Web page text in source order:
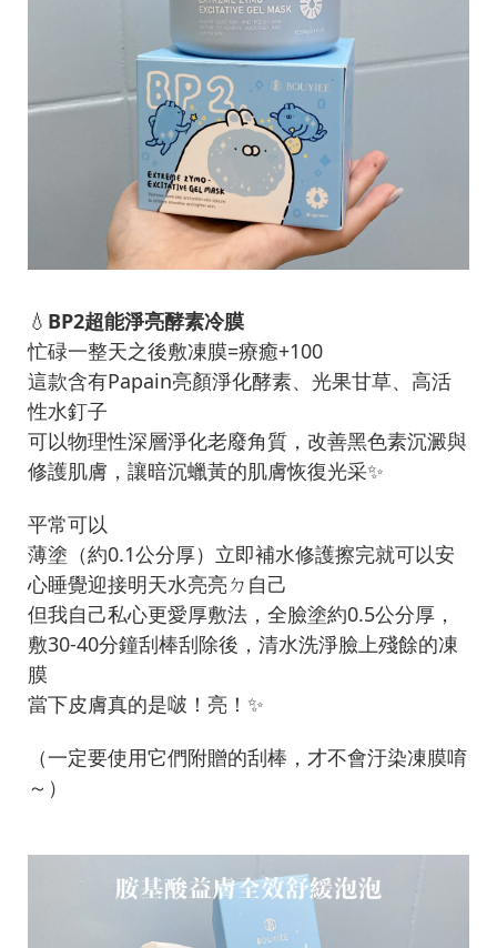
💧 BP2超能淨亮酵素冷膜
忙碌一整天之後敷凍膜=療癒+100
這款含有Papain亮顏淨化酵素、光果甘草、高活
性水釘子
可以物理性深層淨化老廢角質，改善黑色素沉澱與
修護肌膚，讓暗沉蠟黃的肌膚恢復光采✨
平常可以
薄塗（約0.1公分厚）立即補水修護擦完就可以安
心睡覺迎接明天水亮亮ㄉ自己
但我自己私心更愛厚敷法，全臉塗約0.5公分厚，
敷30-40分鐘刮棒刮除後，清水洗淨臉上殘餘的凍
膜
當下皮膚真的是啵！亮！✨
（一定要使用它們附贈的刮棒，才不會汙染凍膜唷
～）